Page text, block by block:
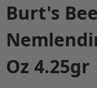
Burt's
Oz 4.25gr